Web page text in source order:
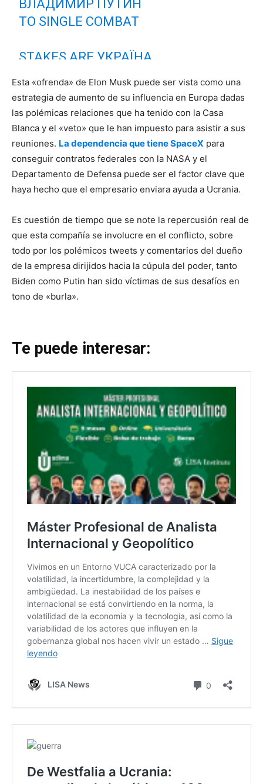
ВЛАДИМИР ПУТИН
TO SINGLE COMBAT
STAKES ARE УКРАЇНА
— Elon Musk (@elonmusk)March 14, 2022
Esta «ofrenda» de Elon Musk puede ser vista como una
estrategia de aumento de su influencia en Europa dadas
las polémicas relaciones que ha tenido con la Casa
Blanca y el «veto» que le han impuesto para asistir a sus
reuniones. La dependencia que tiene SpaceX para
conseguir contratos federales con la NASA y el
Departamento de Defensa puede ser el factor clave que
haya hecho que el empresario enviara ayuda a Ucrania.
Es cuestión de tiempo que se note la repercusión real de
que esta compañía se involucre en el conflicto, sobre
todo por los polémicos tweets y comentarios del dueño
de la empresa dirijidos hacia la cúpula del poder, tanto
Biden como Putin han sido víctimas de sus desafíos en
tono de «burla».
Te puede interesar: